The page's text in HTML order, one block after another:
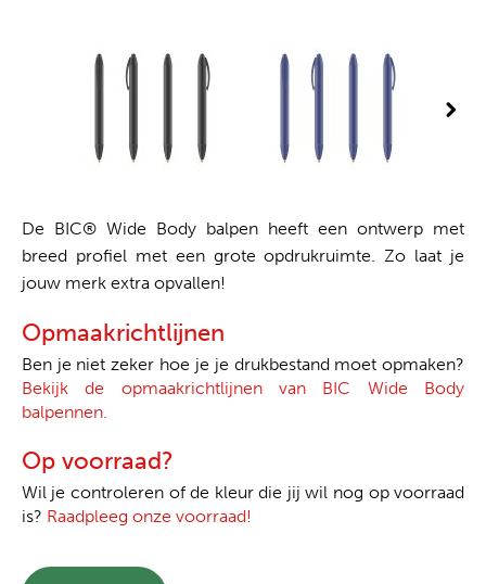
De BIC® Wide Body balpen heeft een ontwerp met
breed profiel met een grote opdrukruimte. Zo laat je
jouw merk extra opvallen!
Opmaakrichtlijnen
Ben je niet zeker hoe je je drukbestand moet opmaken?
Bekijk de opmaakrichtlijnen van BIC Wide Body
balpennen.
Op voorraad?
Wil je controleren of de kleur die jij wil nog op voorraad
is? Raadpleeg onze voorraad!